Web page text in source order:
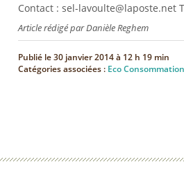
Contact : sel-lavoulte@laposte.net
Article rédigé par Danièle Reghem
Publié le30 janvier 2014 à 12 h 19 min
Catégories associées : Eco Consommation